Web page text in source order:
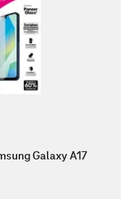
Galaxy A17